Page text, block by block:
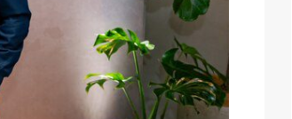
PROPIEDADES DE SEGUNDA